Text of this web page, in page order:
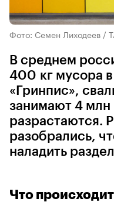
Фото: Семен Лиходеев /
В среднем
400 кг мусора
«Гринпис»,
занимают 4 млн
разрастаются.
разобрались,
наладить
Что